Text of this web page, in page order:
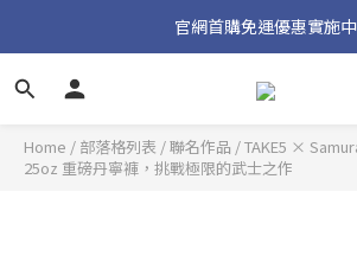
加入官方 LINE 獲取隱藏好
官網首購免運優惠實施中
加入官方 LINE 獲取隱藏好
Home / 部落格列表 /聯名作品 /TAKE5 ×
25oz 重磅丹寧褲，挑戰極限的武士之作